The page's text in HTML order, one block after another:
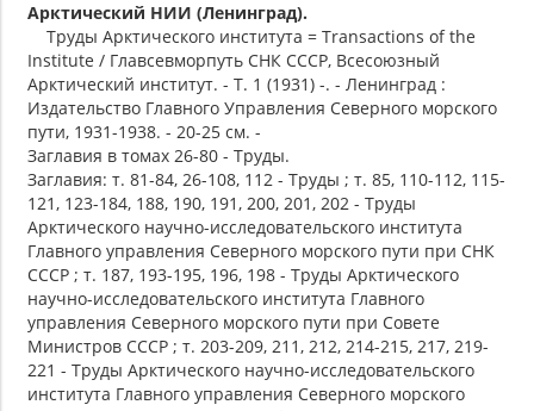
Арктический НИИ (Ленинград).
Труды Арктического института = Transactions of the
Institute / Главсевморпуть СНК СССР, Всесоюзный
Арктический институт. - Т. 1 (1931) -. - Ленинград :
Издательство Главного Управления Северного морского
пути, 1931-1938. - 20-25 см. -
Заглавия в томах 26-80 - Труды.
Заглавия: т. 81-84, 26-108, 112 - Труды ; т. 85, 110-112, 115-
121, 123-184, 188, 190, 191, 200, 201, 202 - Труды
Арктического научно-исследовательского института
Главного управления Северного морского пути при СНК
СССР ; т. 187, 193-195, 196, 198 - Труды Арктического
научно-исследовательского института Главного
управления Северного морского пути при Совете
Министров СССР ; т. 203-209, 211, 212, 214-215, 217, 219-
221 - Труды Арктического научно-исследовательского
института Главного управления Северного морского